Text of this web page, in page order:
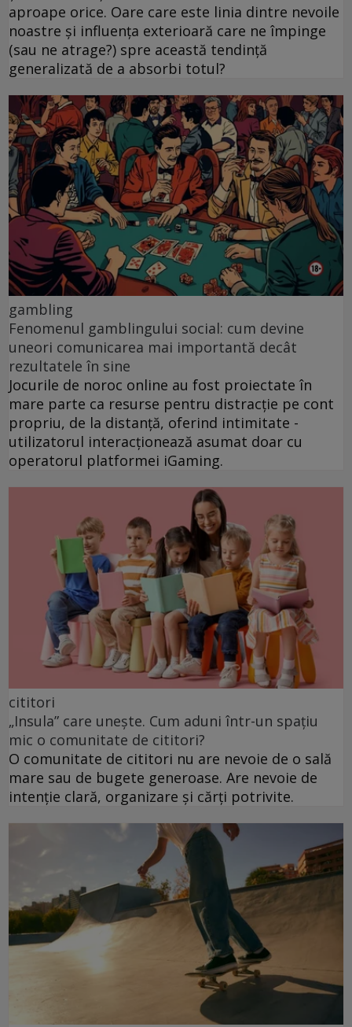
aproape orice. Oare care este linia dintre nevoile
noastre și influența exterioară care ne împinge
(sau ne atrage?) spre această tendință
generalizată de a absorbi totul?
gambling
Fenomenul gamblingului social: cum devine
uneori comunicarea mai importantă decât
rezultatele în sine
Jocurile de noroc online au fost proiectate în
mare parte ca resurse pentru distracție pe cont
propriu, de la distanță, oferind intimitate -
utilizatorul interacționează asumat doar cu
operatorul platformei iGaming.
cititori
„Insula” care unește. Cum aduni într-un spațiu
mic o comunitate de cititori?
O comunitate de cititori nu are nevoie de o sală
mare sau de bugete generoase. Are nevoie de
intenție clară, organizare și cărți potrivite.